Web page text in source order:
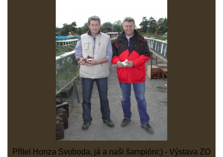
Přítel Honza Svoboda, já a naši šampióni:) - Výstava ZO